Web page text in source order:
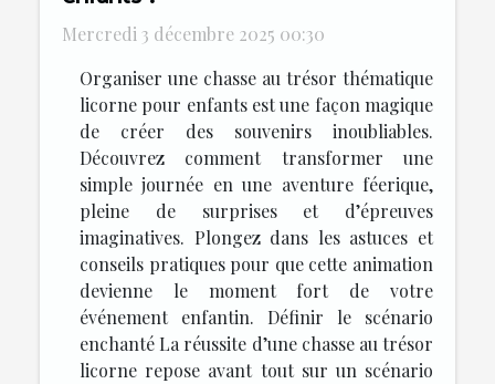
Mercredi 3 décembre 2025 00:30
Organiser une chasse au trésor thématique
licorne pour enfants est une façon magique
de créer des souvenirs inoubliables.
Découvrez comment transformer une
simple journée en une aventure féerique,
pleine de surprises et d’épreuves
imaginatives. Plongez dans les astuces et
conseils pratiques pour que cette animation
devienne le moment fort de votre
événement enfantin. Définir le scénario
enchanté La réussite d’une chasse au trésor
licorne repose avant tout sur un scénario